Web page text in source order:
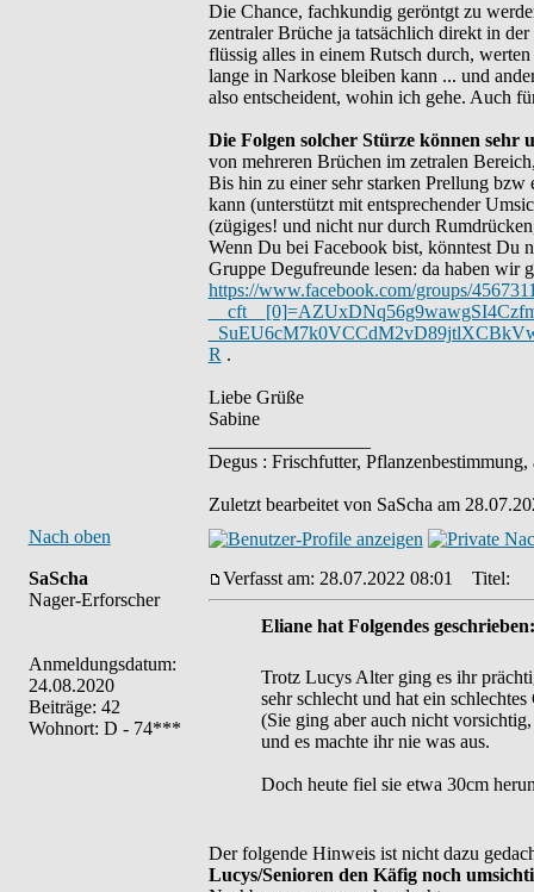
Die Chance, fachkundig geröntgt zu
zentraler Brüche ja tatsächlich direkt in
flüssig alles in einem Rutsch durch,
lange in Narkose bleiben kann ... und
also entscheident, wohin ich gehe. Auch
Die Folgen solcher Stürze können sehr
von mehreren Brüchen im zetralen
Bis hin zu einer sehr starken Prellung
kann (unterstützt mit entsprechender
(zügiges! und nicht nur durch
Wenn Du bei Facebook bist, könntest Du
Gruppe Degufreunde lesen: da haben wir
https://www.facebook.com/groups/
R .
Liebe Grüße
Sabine
Degus : Frischfutter,
Zuletzt bearbeitet von SaScha am
Nach oben
SaScha
Nager-Erforscher
Anmeldungsdatum:
24.08.2020
Beiträge: 42
Wohnort: D - 74***
Verfasst am: 28.07.2022 08:01 Titel:
Eliane hat Folgendes
Trotz Lucys Alter ging es ihr
sehr schlecht und hat ein
(Sie ging aber auch nicht
und es machte ihr nie was aus.
Doch heute fiel sie etwa 30cm
Der folgende Hinweis ist nicht dazu
Lucys/Senioren den Käfig noch